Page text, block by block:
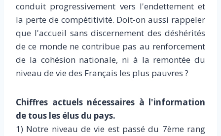
conduit progressivement vers l'endettement et
la perte de compétitivité. Doit-on aussi rappeler
que l'accueil sans discernement des déshérités
de ce monde ne contribue pas au renforcement
de la cohésion nationale, ni à la remontée du
niveau de vie des Français les plus pauvres ?
Chiffres actuels nécessaires à l'information
de tous les élus du pays.
1) Notre niveau de vie est passé du 7ème rang